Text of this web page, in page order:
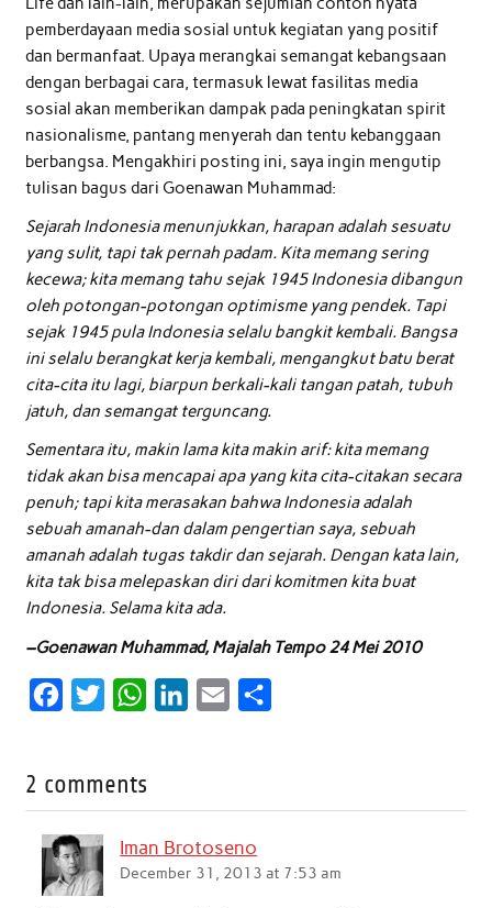
pemberdayaan media sosial untuk kegiatan yang positif
dan bermanfaat. Upaya merangkai semangat kebangsaan
dengan berbagai cara, termasuk lewat fasilitas media
sosial akan memberikan dampak pada peningkatan spirit
nasionalisme, pantang menyerah dan tentu kebanggaan
berbangsa. Mengakhiri posting ini, saya ingin mengutip
tulisan bagus dari Goenawan Muhammad:
Sejarah Indonesia menunjukkan, harapan adalah sesuatu
yang sulit, tapi tak pernah padam. Kita memang sering
kecewa; kita memang tahu sejak 1945 Indonesia dibangun
oleh potongan-potongan optimisme yang pendek. Tapi
sejak 1945 pula Indonesia selalu bangkit kembali. Bangsa
ini selalu berangkat kerja kembali, mengangkut batu berat
cita-cita itu lagi, biarpun berkali-kali tangan patah, tubuh
jatuh, dan semangat terguncang.
Sementara itu, makin lama kita makin arif: kita memang
tidak akan bisa mencapai apa yang kita cita-citakan secara
penuh; tapi kita merasakan bahwa Indonesia adalah
sebuah amanah-dan dalam pengertian saya, sebuah
amanah adalah tugas takdir dan sejarah. Dengan kata lain,
kita tak bisa melepaskan diri dari komitmen kita buat
Indonesia. Selama kita ada.
–Goenawan Muhammad, Majalah Tempo 24 Mei 2010
e
o
o
t
W
t
A
d
2 comments
Iman Brotoseno
December 31, 2013 at 7:53 am